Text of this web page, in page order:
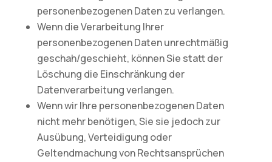
personenbezogenen Daten zu verlangen.
Wenn die Verarbeitung Ihrer
personenbezogenen Daten unrechtmäßig
geschah/geschieht, können Sie statt der
Löschung die Einschränkung der
Datenverarbeitung verlangen.
Wenn wir Ihre personenbezogenen Daten
nicht mehr benötigen, Sie sie jedoch zur
Ausübung, Verteidigung oder
Geltendmachung von Rechtsansprüchen